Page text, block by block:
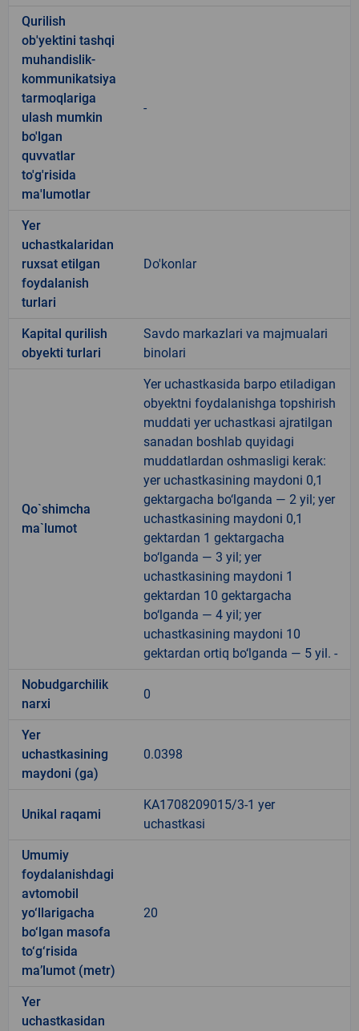
Qurilish
ob'yektini tashqi
muhandislik-
kommunikatsiya
tarmoqlariga
ulash mumkin
bo'lgan
quvvatlar
to'g'risida
ma'lumotlar
-
Yer
uchastkalaridan
ruxsat etilgan
foydalanish
turlari
Do'konlar
Kapital qurilish
obyekti turlari
Savdo markazlari va majmualari
binolari
Qo`shimcha
ma`lumot
Yer uchastkasida barpo etiladigan
obyektni foydalanishga topshirish
muddati yer uchastkasi ajratilgan
sanadan boshlab quyidagi
muddatlardan oshmasligi kerak:
yer uchastkasining maydoni 0,1
gektargacha bo‘lganda — 2 yil; yer
uchastkasining maydoni 0,1
gektardan 1 gektargacha
bo‘lganda — 3 yil; yer
uchastkasining maydoni 1
gektardan 10 gektargacha
bo‘lganda — 4 yil; yer
uchastkasining maydoni 10
gektardan ortiq bo‘lganda — 5 yil. -
Nobudgarchilik
narxi
0
Yer
uchastkasining
maydoni (ga)
0.0398
Unikal raqami
KA1708209015/3-1 yer
uchastkasi
Umumiy
foydalanishdagi
avtomobil
yo‘llarigacha
bo‘lgan masofa
to‘g‘risida
ma’lumot (metr)
20
Yer
uchastkasidan